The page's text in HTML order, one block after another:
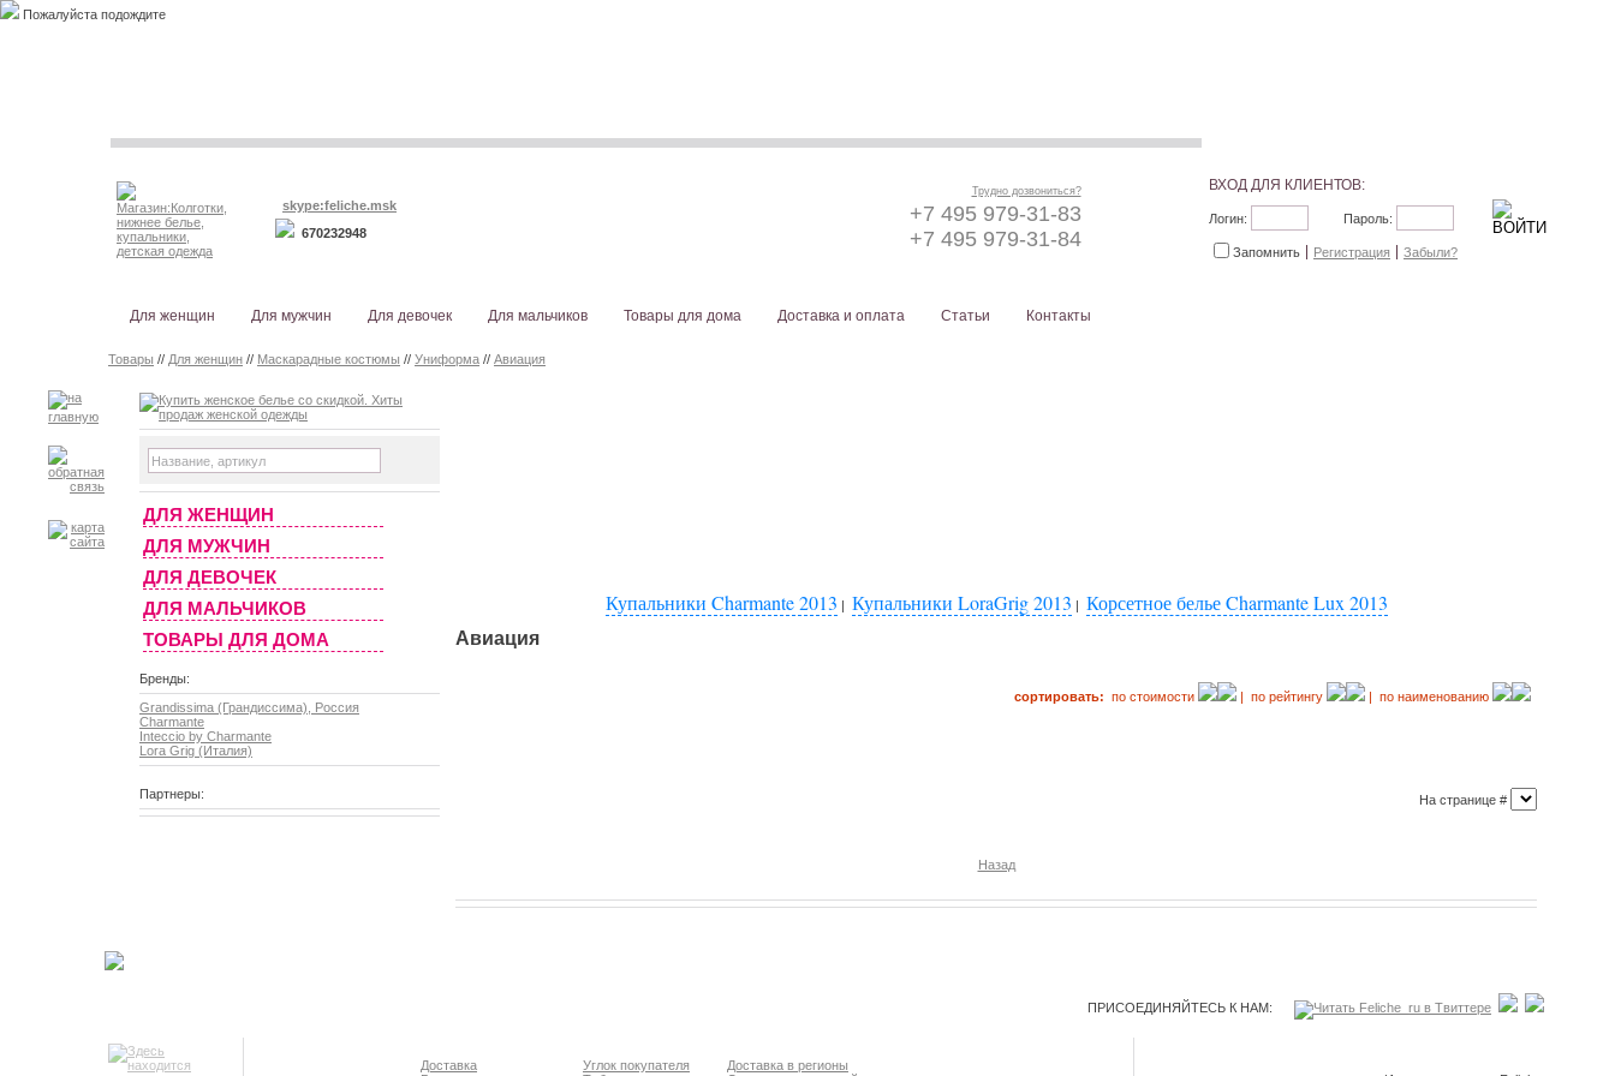
Пожалуйста подождите
skype:feliche.msk
670232948
Трудно дозвониться?
+7 495 979-31-83
+7 495 979-31-84
ВХОД ДЛЯ КЛИЕНТОВ:
Логин: Пароль:
Запомнить Регистрация Забыли?
Для женщин Для мужчин Для девочек Для мальчиков Товары для дома Доставка и оплата Статьи Контакты
Товары // Для женщин // Маскарадные костюмы // Униформа // Авиация
ДЛЯ ЖЕНЩИН
ДЛЯ МУЖЧИН
ДЛЯ ДЕВОЧЕК
ДЛЯ МАЛЬЧИКОВ
ТОВАРЫ ДЛЯ ДОМА
Бренды:
Grandissima (Грандиссима), Россия
Charmante
Inteccio by Charmante
Lora Grig (Италия)
Партнеры:
Купальники Charmante 2013 | Купальники LoraGrig 2013 | Корсетное белье Charmante Lux 2013
Авиация
сортировать: по стоимости | по рейтингу | по наименованию
На странице #
Назад
ПРИСОЕДИНЯЙТЕСЬ К НАМ:
Доставка
Углок покупателя
Доставка в регионы